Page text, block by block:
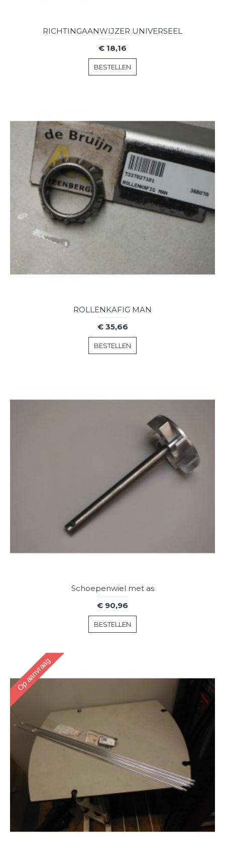
RICHTINGAANWIJZER UNIVERSEEL
€ 18,16
BESTELLEN
ROLLENKAFIG MAN
€ 35,66
BESTELLEN
Schoepenwiel met as
€ 90,96
BESTELLEN
Op aanvraag